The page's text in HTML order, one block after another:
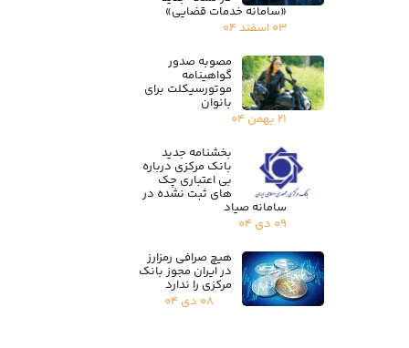
«سامانه خدمات قضایی»
۰۳ اسفند ۰۴
مصوبه صدور
گواهینامه
موتورسیکلت برای
بانوان
۲۱ بهمن ۰۴
بخشنامه جدید
بانک مرکزی درباره
بی اعتباری چک
های ثبت نشده در
سامانه صیاد
۰۹ دی ۰۴
هیچ صرافی رمزارز
در ایران مجوز بانک
مرکزی را ندارد
۰۸ دی ۰۴